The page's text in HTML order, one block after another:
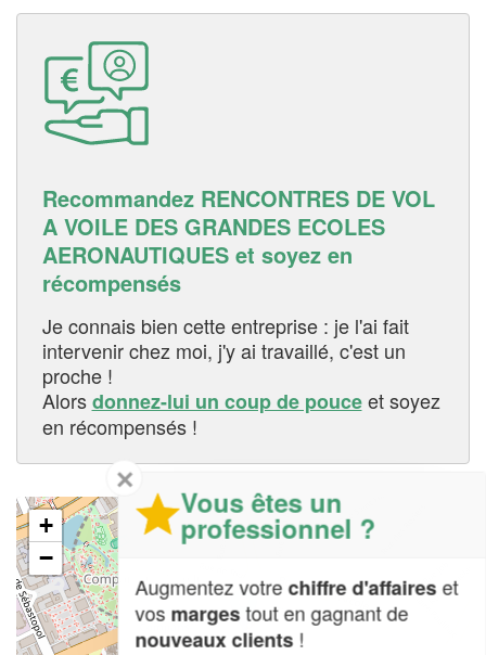
Recommandez RENCONTRES DE VOL
A VOILE DES GRANDES ECOLES
AERONAUTIQUES et soyez en
récompensés
Je connais bien cette entreprise : je l'ai fait
intervenir chez moi, j'y ai travaillé, c'est un
proche !
Alorsdonnez-lui un coup de pouceet soyez
en récompensés !
+
−
✕
Vous êtes un
professionnel ?
Augmentez votrechiffre d'affaireset
vos margestout en gagnant de
nouveaux clients!